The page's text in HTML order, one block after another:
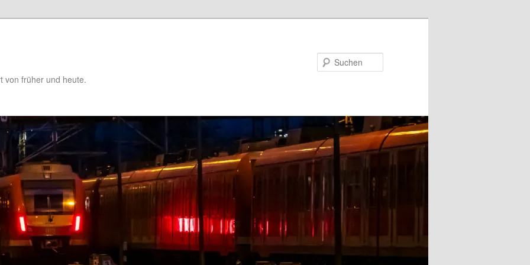
von früher und heute.